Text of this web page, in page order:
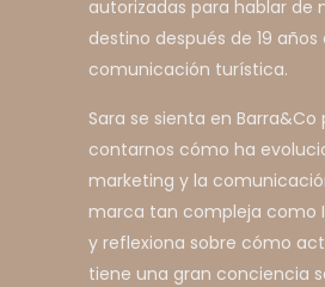
autorizadas para hablar de
destino después de 19
comunicación turística.
Sara se sienta en Barra&Co
contarnos cómo ha
marketing y la
marca tan compleja como
y reflexiona sobre cómo
tiene una gran conciencia